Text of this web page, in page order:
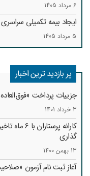
6 مرداد 1405
ایجاد بیمه تکمیلی
5 مرداد 1405
پر بازدید ترین اخبار
جزییات پرداخت
3 خرداد 1401
کارانه‌
گذاری
13 بهمن 1400
آغاز ثبت نام آزمون